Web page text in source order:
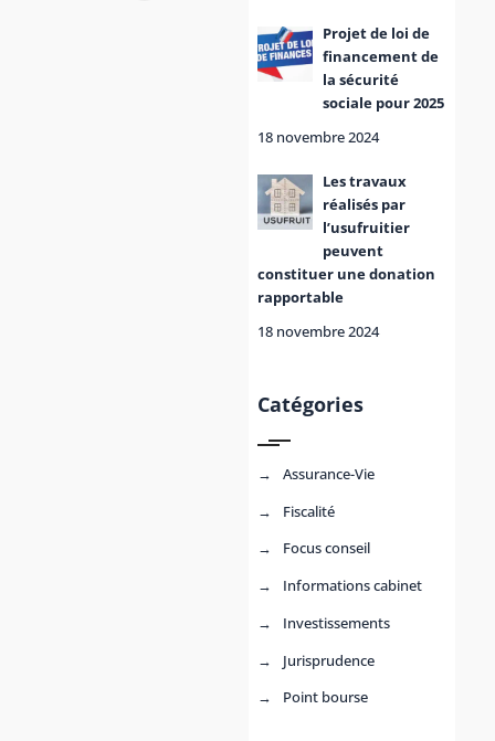
Projet de loi de
financement de
la sécurité
sociale pour 2025
18 novembre 2024
Les travaux
réalisés par
l’usufruitier
peuvent
constituer une donation
rapportable
18 novembre 2024
Catégories
Assurance-Vie
Fiscalité
Focus conseil
Informations cabinet
Investissements
Jurisprudence
Point bourse